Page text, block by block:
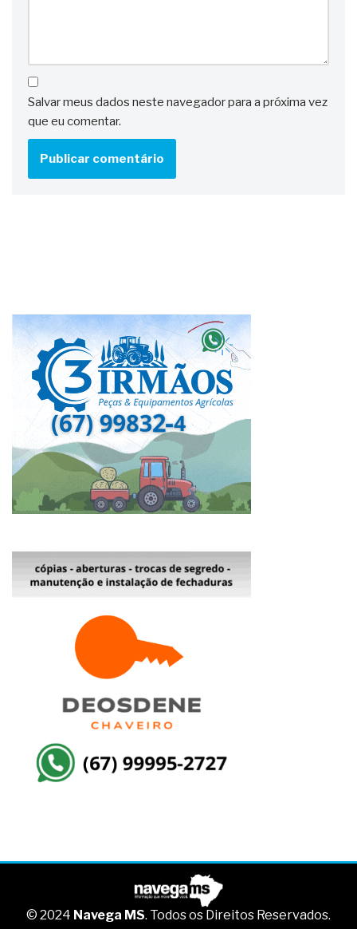
Salvar meus dados neste navegador para a próxima vez
que eu comentar.
© 2024 Navega MS. Todos os Direitos Reservados.